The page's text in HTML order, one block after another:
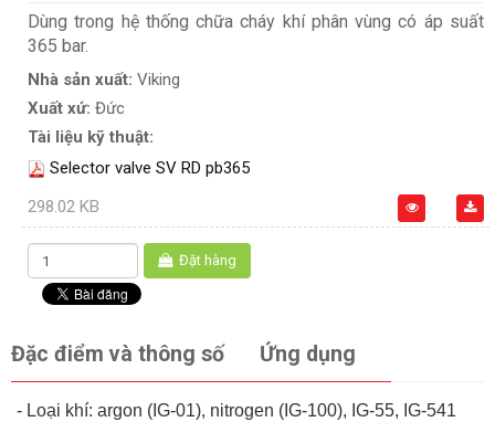
Dùng trong hệ thống chữa cháy khí phân vùng có áp suất
365 bar.
Nhà sản xuất: Viking
Xuất xứ: Đức
Tài liệu kỹ thuật:
Selector valve SV RD pb365
298.02 KB
Đặt hàng
Đặc điểm và thông số Ứng dụng
- Loại khí: argon (IG-01), nitrogen (IG-100), IG-55, IG-541